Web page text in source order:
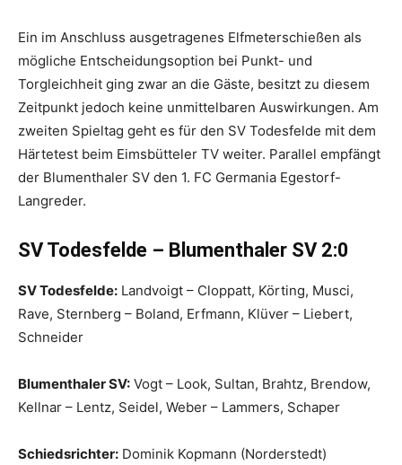
Ein im Anschluss ausgetragenes Elfmeterschießen als
mögliche Entscheidungsoption bei Punkt- und
Torgleichheit ging zwar an die Gäste, besitzt zu diesem
Zeitpunkt jedoch keine unmittelbaren Auswirkungen. Am
zweiten Spieltag geht es für den SV Todesfelde mit dem
Härtetest beim Eimsbütteler TV weiter. Parallel empfängt
der Blumenthaler SV den 1. FC Germania Egestorf-
Langreder.
SV Todesfelde – Blumenthaler SV 2:0
SV Todesfelde: Landvoigt – Cloppatt, Körting, Musci,
Rave, Sternberg – Boland, Erfmann, Klüver – Liebert,
Schneider
Blumenthaler SV: Vogt – Look, Sultan, Brahtz, Brendow,
Kellnar – Lentz, Seidel, Weber – Lammers, Schaper
Schiedsrichter: Dominik Kopmann (Norderstedt)